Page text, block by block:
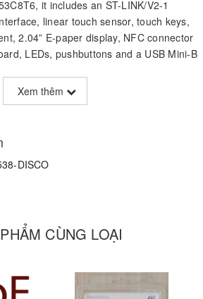
it includes an ST-LINK/V2-1
linear touch sensor, touch keys,
2.04” E-paper display, NFC connector
LEDs, pushbuttons and a USB Mini-B
LQFP48 package.
V2-1 (with SWD connector for
capability and three different
Xem thêm
DISCO
CÙNG LOẠI